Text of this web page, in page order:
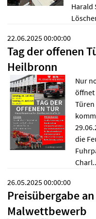
Harald
22.06.2025 00:00:00
Tag der offenen
Heilbronn
Nur
öffnet
die
26.05.2025 00:00:00
Preisübergabe
Malwettbewerb